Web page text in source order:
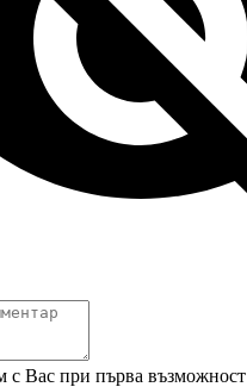
с Вас при първа възможност